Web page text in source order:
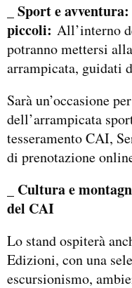
_ Sport e
piccoli: All’interno
potranno mettersi
arrampicata, guidati
Sarà un’occasione
dell’arrampicata
tesseramento CAI,
di prenotazione
_ Cultura e
del CAI
Lo stand ospiterà
Edizioni, con una
escursionismo,